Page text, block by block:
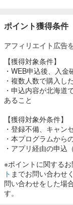
《航空会社》
北海道行き必須の航
スターなど豊富に取
出発地は東京・大阪
です。
《便利な一括予約》
航空券、宿泊、リフ
手配をすべてまとめ
《旅行代金と空室状
インバウンド需要で
により多数の部屋を
他社より有利な条件
《安心・安全》
オンライン販売なが
在籍。
ポイント獲得条件
アフィリエイト広告
【獲得対象条件】
・WEB申込後、入金
・複数人数で購入し
・申込内容が北海道
あること
【獲得対象外条件】
・登録不備、キャン
・本プログラムから
・アプリ経由の申込
※ポイントに関するお
ト までお問い合わせ
問い合わせをした場
す。